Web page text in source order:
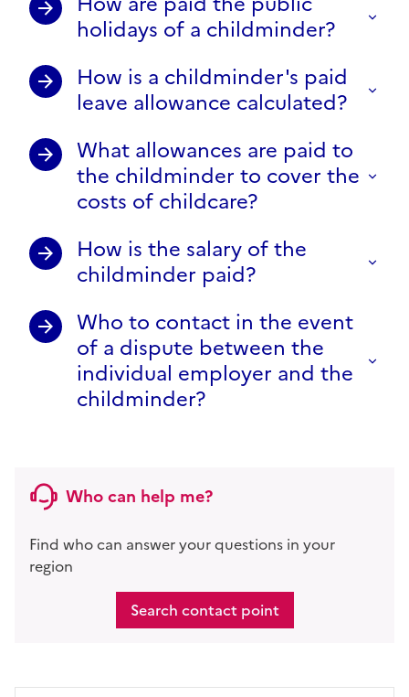
holidays of a childminder?
How is a childminder's paid
leave allowance calculated?
What allowances are paid to
the childminder to cover the
costs of childcare?
How is the salary of the
childminder paid?
Who to contact in the event
of a dispute between the
individual employer and the
childminder?
Who can help me?
Find who can answer your questions in your
region
Search contact point